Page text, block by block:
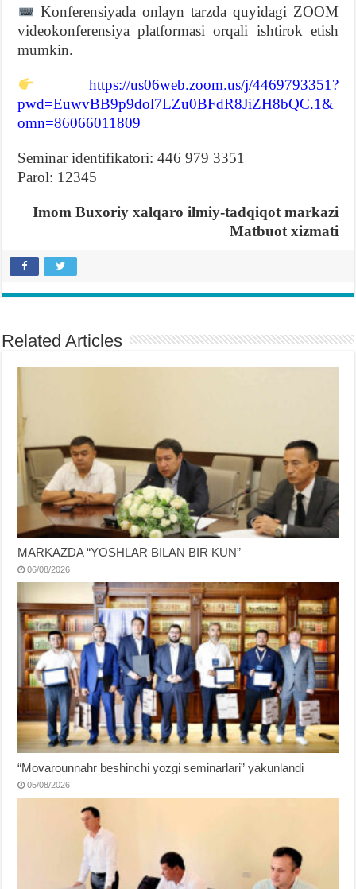
Konferensiyada onlayn tarzda quyidagi ZOOM
videokonferensiya platformasi orqali ishtirok etish
mumkin.
https://us06web.zoom.us/j/4469793351?
pwd=EuwvBB9p9dol7LZu0BFdR8JiZH8bQC.1&
omn=86066011809
Seminar identifikatori: 446 979 3351
Parol: 12345
Imom Buxoriy xalqaro ilmiy-tadqiqot markazi
Matbuot xizmati
Related Articles
MARKAZDA “YOSHLAR BILAN BIR KUN”
06/08/2026
“Movarounnahr beshinchi yozgi seminarlari” yakunlandi
05/08/2026